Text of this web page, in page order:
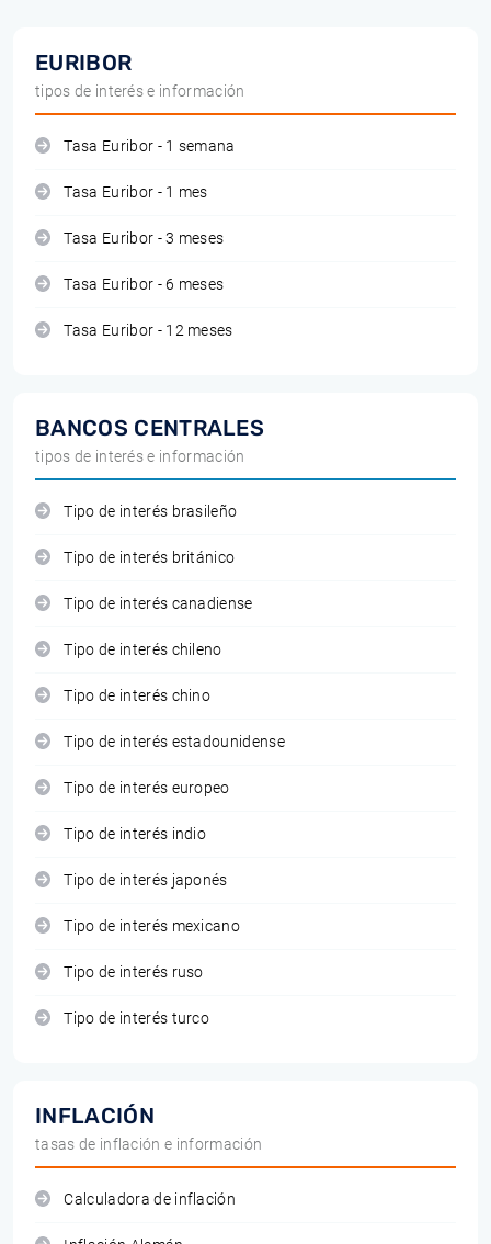
EURIBOR
tipos de interés e información
Tasa Euribor - 1 semana
Tasa Euribor - 1 mes
Tasa Euribor - 3 meses
Tasa Euribor - 6 meses
Tasa Euribor - 12 meses
BANCOS CENTRALES
tipos de interés e información
Tipo de interés brasileño
Tipo de interés británico
Tipo de interés canadiense
Tipo de interés chileno
Tipo de interés chino
Tipo de interés estadounidense
Tipo de interés europeo
Tipo de interés indio
Tipo de interés japonés
Tipo de interés mexicano
Tipo de interés ruso
Tipo de interés turco
INFLACIÓN
tasas de inflación e información
Calculadora de inflación